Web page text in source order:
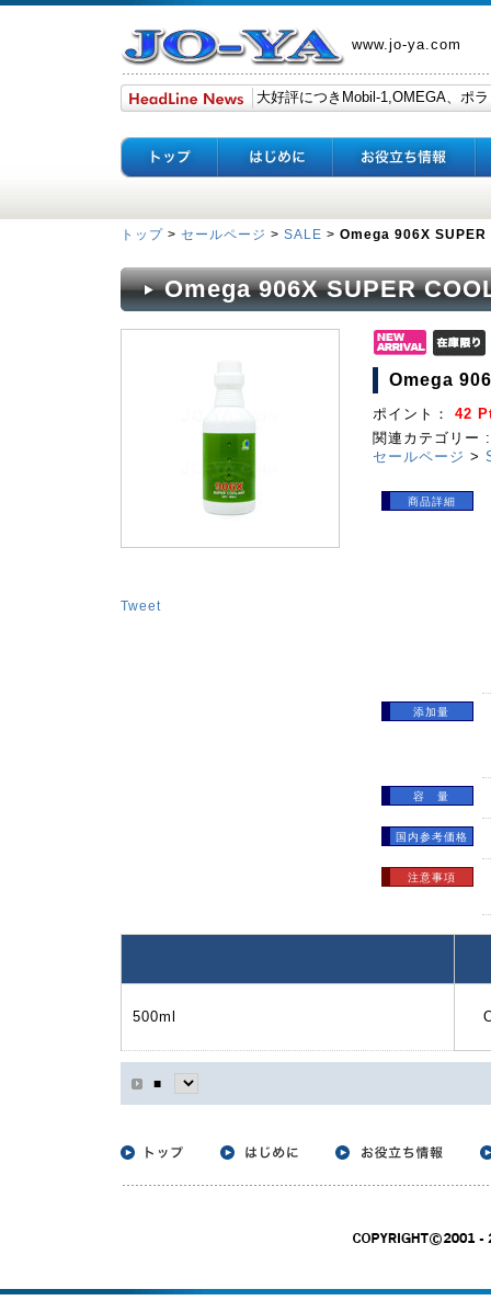
www.jo-ya.com
トップ > セールページ > SALE > Omega 906X SUPER
Omega 906X SUPER
Tweet
Omega
ポイント： 42
関連カテゴリー :
セールページ >
商品詳細
添加量
容 量
国内参考価格
注意事項
500ml
■